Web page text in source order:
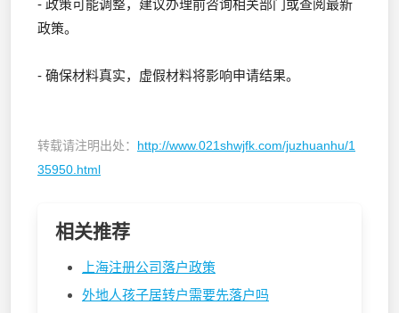
- 政策可能调整，建议办理前咨询相关部门或查阅最新
政策。
- 确保材料真实，虚假材料将影响申请结果。
转载请注明出处： http://www.021shwjfk.com/juzhuanhu/1
35950.html
相关推荐
上海注册公司落户政策
外地人孩子居转户需要先落户吗